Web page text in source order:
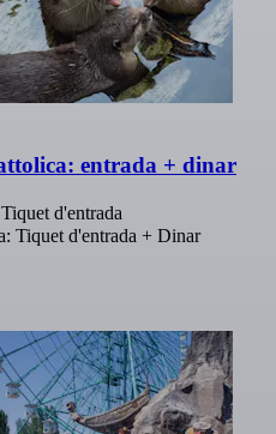
entrada + dinar
d'entrada
Tiquet d'entrada + Dinar